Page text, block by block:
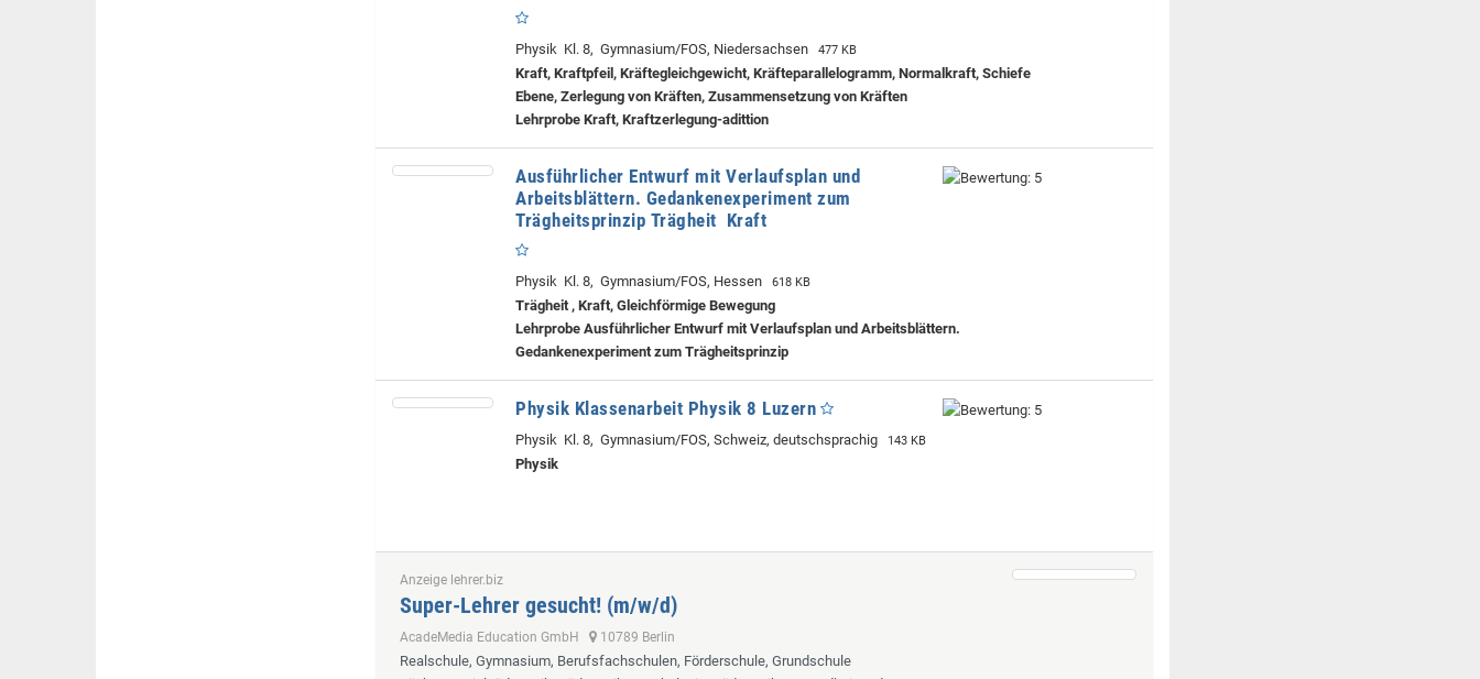
Physik Kl. 8, Gymnasium/FOS, Niedersachsen 477 KB
Kraft, Kraftpfeil, Kräftegleichgewicht, Kräfteparallelogramm, Normalkraft, Schiefe
Ebene, Zerlegung von Kräften, Zusammensetzung von Kräften
Lehrprobe Kraft, Kraftzerlegung-adittion
Ausführlicher Entwurf mit Verlaufsplan und
Arbeitsblättern. Gedankenexperiment zum
Trägheitsprinzip Trägheit Kraft
Physik Kl. 8, Gymnasium/FOS, Hessen 618 KB
Trägheit , Kraft, Gleichförmige Bewegung
Lehrprobe Ausführlicher Entwurf mit Verlaufsplan und Arbeitsblättern.
Gedankenexperiment zum Trägheitsprinzip
Physik Klassenarbeit Physik 8 Luzern
Physik Kl. 8, Gymnasium/FOS, Schweiz, deutschsprachig 143 KB
Physik
Anzeige lehrer.biz
Super-Lehrer gesucht! (m/w/d)
AcadeMedia Education GmbH 10789 Berlin
Realschule, Gymnasium, Berufsfachschulen, Förderschule, Grundschule